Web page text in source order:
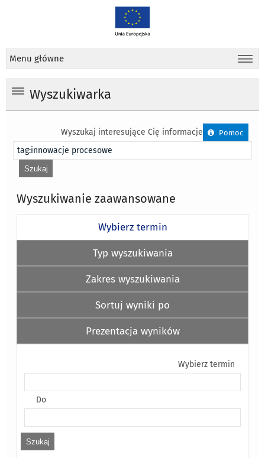
Menu główne
Wyszukiwarka
Pomoc
Wyszukaj interesujące Cię informacje
Wyszukiwanie zaawansowane
Wybierz termin
Typ wyszukiwania
Zakres wyszukiwania
Sortuj wyniki po
Prezentacja wyników
Wybierz termin
Do